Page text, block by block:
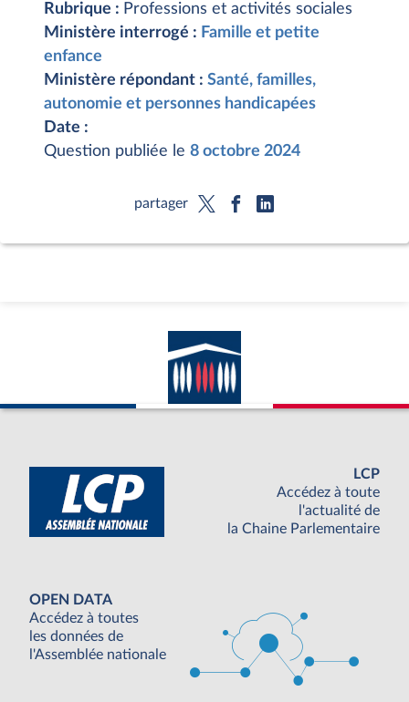
Rubrique : Professions et activités sociales
Ministère interrogé : Famille et petite
enfance
Ministère répondant : Santé, familles,
autonomie et personnes handicapées
Date :
Question publiée le 8 octobre 2024
partager
LCP
Accédez à toute
l'actualité de
la Chaine Parlementaire
OPEN DATA
Accédez à toutes
les données de
l'Assemblée nationale